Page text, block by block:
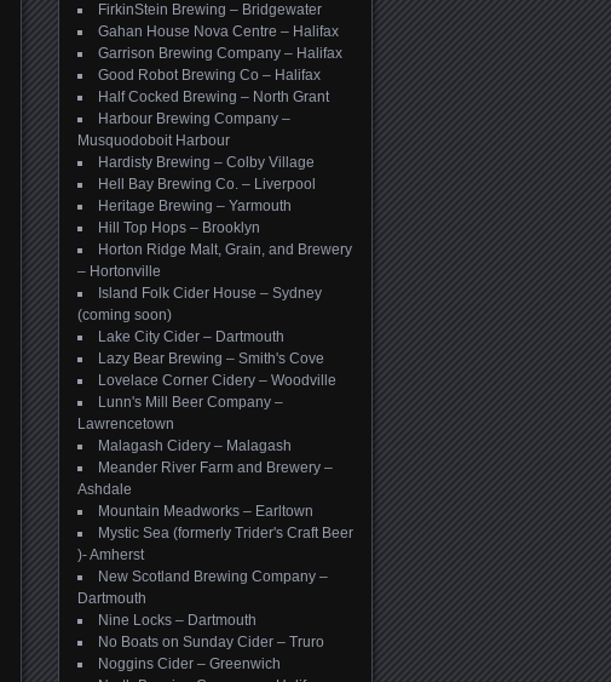
FirkinStein Brewing – Bridgewater
Gahan House Nova Centre – Halifax
Garrison Brewing Company – Halifax
Good Robot Brewing Co – Halifax
Half Cocked Brewing – North Grant
Harbour Brewing Company –
Musquodoboit Harbour
Hardisty Brewing – Colby Village
Hell Bay Brewing Co. – Liverpool
Heritage Brewing – Yarmouth
Hill Top Hops – Brooklyn
Horton Ridge Malt, Grain, and Brewery
– Hortonville
Island Folk Cider House – Sydney
(coming soon)
Lake City Cider – Dartmouth
Lazy Bear Brewing – Smith's Cove
Lovelace Corner Cidery – Woodville
Lunn's Mill Beer Company –
Lawrencetown
Malagash Cidery – Malagash
Meander River Farm and Brewery –
Ashdale
Mountain Meadworks – Earltown
Mystic Sea (formerly Trider's Craft Beer
)- Amherst
New Scotland Brewing Company –
Dartmouth
Nine Locks – Dartmouth
No Boats on Sunday Cider – Truro
Noggins Cider – Greenwich